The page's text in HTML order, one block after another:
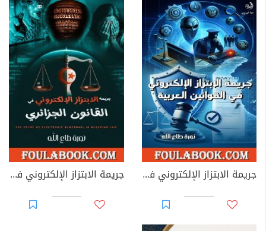
جريمة الابتزاز الإلكتروني في القوانين العربية جريمة الابتزاز الإلكتروني في القانون الجزائري